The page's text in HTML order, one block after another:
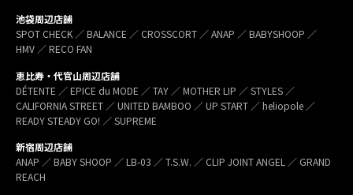
池袋周辺店舗
SPOT CHECK ／ BALANCE ／ CROSSCORT ／ ANAP ／ BABYSHOOP ／
HMV ／ RECO FAN
恵比寿・代官山周辺店舗
DÉTENTE ／ EPICE du MODE ／ TAY ／ MOTHER LIP ／ STYLES ／
CALIFORNIA STREET ／ UNITED BAMBOO ／ UP START ／ heliopole ／
READY STEADY GO! ／ SUPREME
新宿周辺店舗
ANAP ／ BABY SHOOP ／ LB-03 ／ T.S.W. ／ CLIP JOINT ANGEL ／ GRAND
REACH